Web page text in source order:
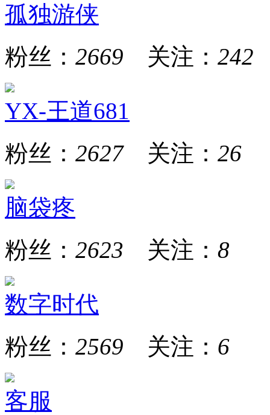
孤独游侠
粉丝： 2669 关注： 242
YX-王道681
粉丝： 2627关注： 26
脑袋疼
粉丝： 2623 关注： 8
数字时代
粉丝： 2569 关注： 6
客服